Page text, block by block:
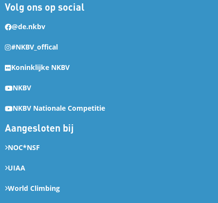
Volg ons op social
@de.nkbv
#NKBV_offical
Koninklijke NKBV
NKBV
NKBV Nationale Competitie
Aangesloten bij
NOC*NSF
UIAA
World Climbing